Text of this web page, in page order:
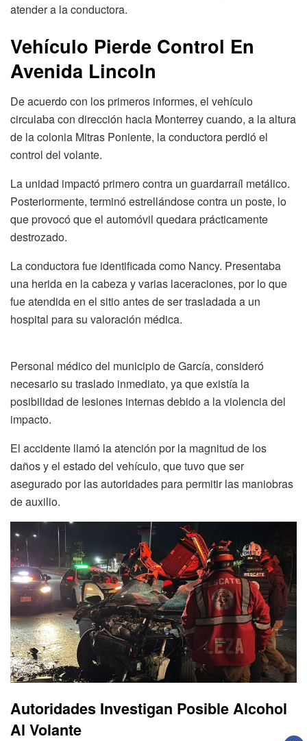
atender a la conductora.
Vehículo Pierde Control En
Avenida Lincoln
De acuerdo con los primeros informes, el vehículo
circulaba con dirección hacia Monterrey cuando, a la altura
de la colonia Mitras Poniente, la conductora perdió el
control del volante.
La unidad impactó primero contra un guardarraíl metálico.
Posteriormente, terminó estrellándose contra un poste, lo
que provocó que el automóvil quedara prácticamente
destrozado.
La conductora fue identificada como Nancy. Presentaba
una herida en la cabeza y varias laceraciones, por lo que
fue atendida en el sitio antes de ser trasladada a un
hospital para su valoración médica.
Personal médico del municipio de García, consideró
necesario su traslado inmediato, ya que existía la
posibilidad de lesiones internas debido a la violencia del
impacto.
El accidente llamó la atención por la magnitud de los
daños y el estado del vehículo, que tuvo que ser
asegurado por las autoridades para permitir las maniobras
de auxilio.
Autoridades Investigan Posible Alcohol
Al Volante